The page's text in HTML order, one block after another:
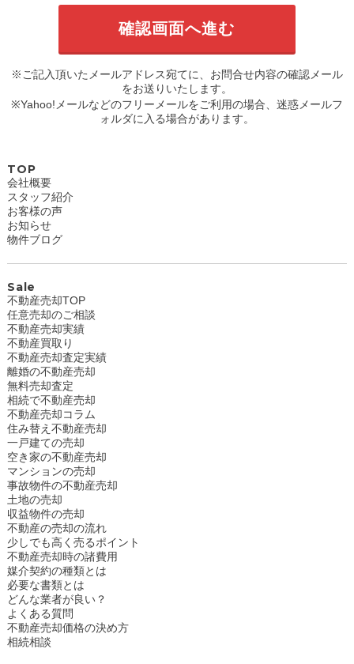
※ご記入頂いたメールアドレス宛てに、お問合せ内容の確認メール
をお送りいたします。
※Yahoo!メールなどのフリーメールをご利用の場合、迷惑メールフ
ォルダに入る場合があります。
TOP
会社概要
スタッフ紹介
お客様の声
お知らせ
物件ブログ
Sale
不動産売却TOP
任意売却のご相談
不動産売却実績
不動産買取り
不動産売却査定実績
離婚の不動産売却
無料売却査定
相続で不動産売却
不動産売却コラム
住み替え不動産売却
一戸建ての売却
空き家の不動産売却
マンションの売却
事故物件の不動産売却
土地の売却
収益物件の売却
不動産の売却の流れ
少しでも高く売るポイント
不動産売却時の諸費用
媒介契約の種類とは
必要な書類とは
どんな業者が良い？
よくある質問
不動産売却価格の決め方
相続相談